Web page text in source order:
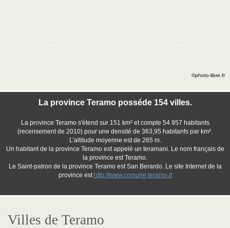
La province Teramo posséde 154 villes.
La province Teramo s'étend sur 151 km² et compte 54 957 habitants
(recensement de 2010) pour une densité de 363,95 habitants par km².
L'altitude moyenne est de 265 m.
Un habitant de la province Teramo est appelé un teramani. Le nom français de
la province est Teramo.
Le Saint-patron de la province Teramo est San Berardo. Le site Internet de la
province est http://www.comune.teramo.it
©photo-libre.fr
Villes de Teramo